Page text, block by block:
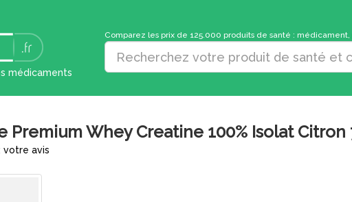
médicaments
Comparez les prix de 125.000 produits de santé :
Premium Whey Creatine 100% Isolat Citron
votre avis